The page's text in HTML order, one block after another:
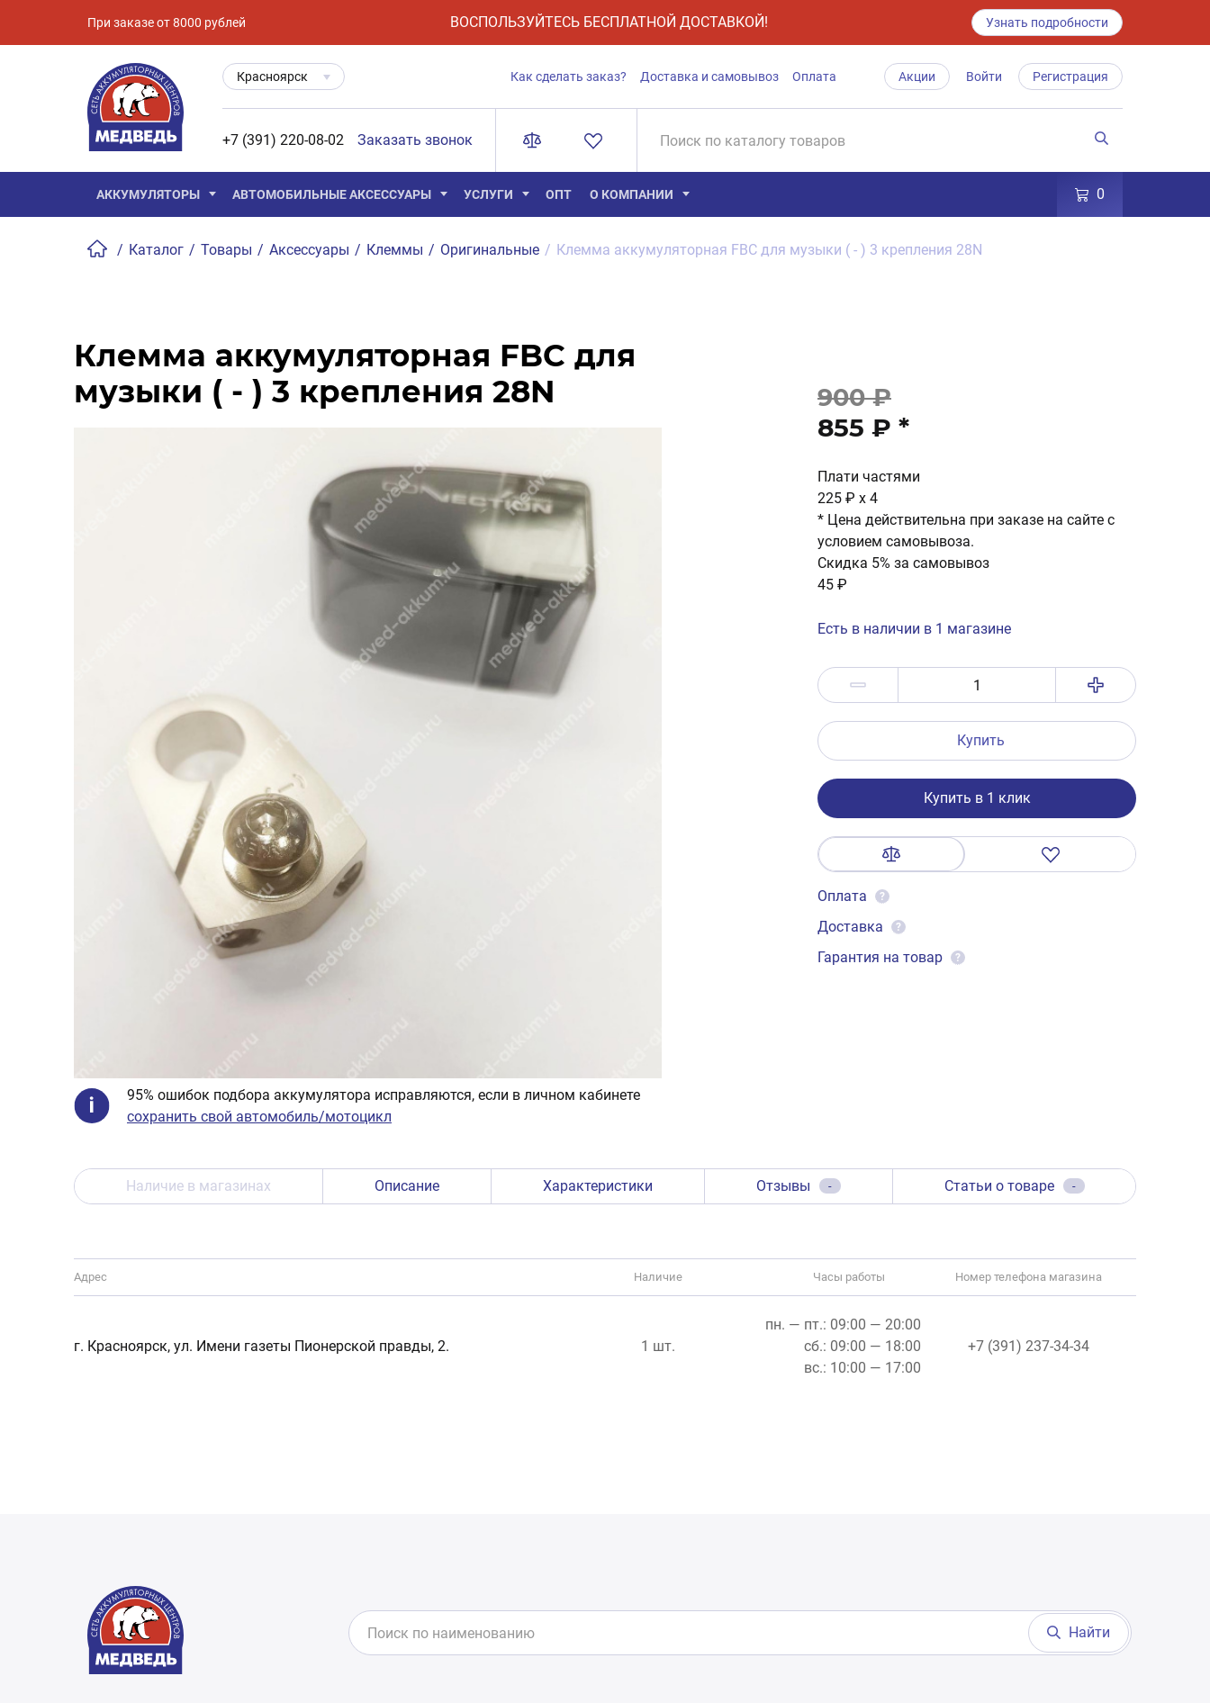
При заказе от 8000 рублей ВОСПОЛЬЗУЙТЕСЬ БЕСПЛАТНОЙ ДОСТАВКОЙ! Узнать подробности
Красноярск Как сделать заказ? Доставка и самовывоз Оплата Акции Войти Регистрация
+7 (391) 220-08-02 Заказать звонок
АККУМУЛЯТОРЫ АВТОМОБИЛЬНЫЕ АКСЕССУАРЫ УСЛУГИ ОПТ О КОМПАНИИ 0
/ Каталог / Товары / Аксессуары / Клеммы / Оригинальные / Клемма аккумуляторная FBC для музыки ( - ) 3 крепления 28N
Клемма аккумуляторная FBC для
музыки ( - ) 3 крепления 28N
95% ошибок подбора аккумулятора исправляются, если в личном кабинете
сохранить свой автомобиль/мотоцикл
900 ₽
855 ₽ *
Плати частями
225 ₽ x 4
* Цена действительна при заказе на сайте с
условием самовывоза.
Скидка 5% за самовывоз
45 ₽
Есть в наличии в 1 магазине
Купить
Купить в 1 клик
Оплата ?
Доставка ?
Гарантия на товар ?
Наличие в магазинах Описание Характеристики Отзывы - Статьи о товаре -
Адрес Наличие Часы работы Номер телефона магазина
г. Красноярск, ул. Имени газеты Пионерской правды, 2. 1 шт.
пн. — пт.: 09:00 — 20:00
сб.: 09:00 — 18:00
вс.: 10:00 — 17:00
+7 (391) 237-34-34
Найти